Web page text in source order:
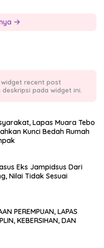
recent post
pada widget ini.
Lapas Muara Tebo
Kunci Bedah Rumah
Eks Jampidsus Dari
Nilai Tidak Sesuai
PEREMPUAN, LAPAS
KEBERSIHAN, DAN